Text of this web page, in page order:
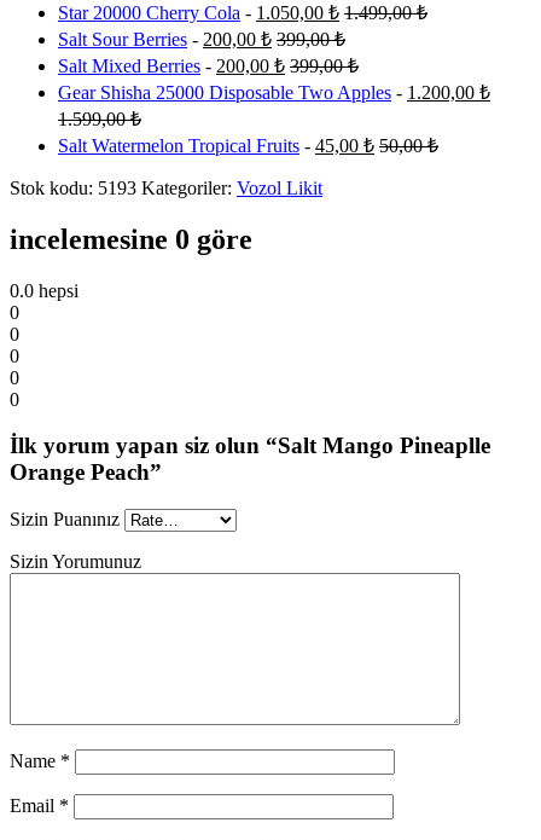
Star 20000 Cherry Cola - 1.050,00 ₺ 1.499,00₺
Salt Sour Berries - 200,00 ₺ 399,00₺
Salt Mixed Berries - 200,00 ₺ 399,00₺
Gear Shisha 25000 Disposable Two Apples - 1.200,00 ₺
1.599,00₺
Salt Watermelon Tropical Fruits - 45,00 ₺ 50,00₺
Stok kodu: 5193 Kategoriler: Vozol Likit
incelemesine 0 göre
0.0 hepsi
0
0
0
0
0
İlk yorum yapan siz olun “Salt Mango Pineaplle
Orange Peach”
Sizin Puanınız
Sizin Yorumunuz
Name *
Email *